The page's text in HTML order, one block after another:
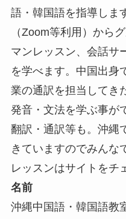
語・韓国語を指導しま
（Zoom等利用）から
マンレッスン、会話サ
を学べます。中国出身
業の通訳を担当してき
発音・文法を学ぶ事が
翻訳・通訳等も。沖縄
きていますのでみんな
レッスンはサイトをチ
名前
沖縄中国語・韓国語教